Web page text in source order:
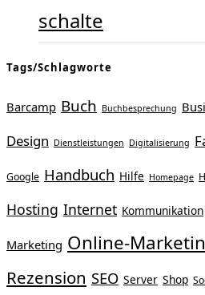
schalte
Tags/Schlagworte
Barcamp Buch Buchbesprechung
Design Dienstleistungen Digitalisierung
Google Handbuch Hilfe Homepage
Hosting Internet Kommunikation
Marketing Online-
Rezension SEO Server Shop